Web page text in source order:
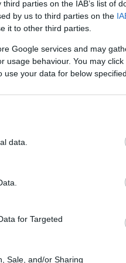
parties on the IAB’s list of
by us to third parties on the
it to other third parties.
Google services and may
usage behaviour. You may
your data for below
data.
for Targeted
Sale, and/or Sharing
un hito significativo
Sotogrande
claro con la
marítimo. La
en menos de
¿No es
condiciones
solo más rápido,
La
comparación con
demanda de